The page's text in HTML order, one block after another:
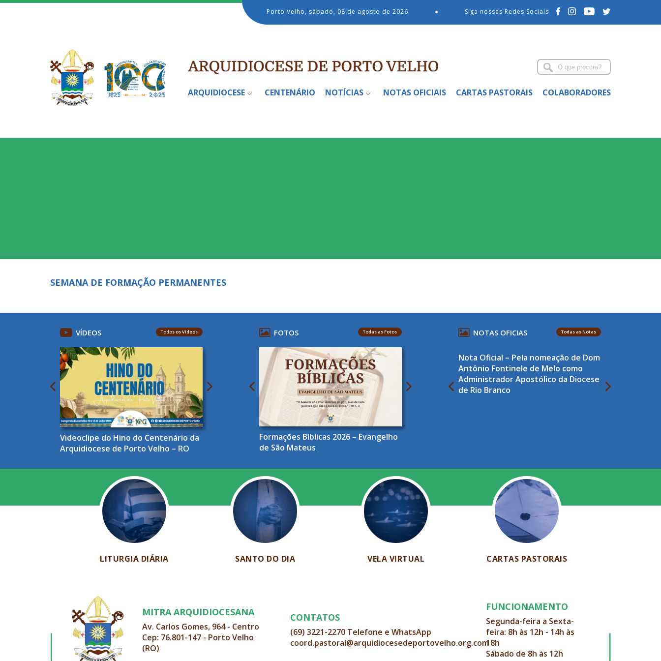
Porto Velho, sábado, 08 de agosto de 2026 ● Siga nossas Redes Sociais
ARQUIDIOCESE CENTENÁRIO NOTÍCIAS NOTAS OFICIAIS CARTAS PASTORAIS COLABORADORES
SEMANA DE FORMAÇÃO PERMANENTES
VÍDEOS Todos os Vídeos
Videoclipe do Hino do Centenário da
Arquidiocese de Porto Velho – RO
FOTOS Todas as Fotos
Formações Bíblicas 2026 – Evangelho
de São Mateus
NOTAS OFICIAS Todas as Notas
Nota Oficial – Pela nomeação de Dom
Antônio Fontinele de Melo como
Administrador Apostólico da Diocese
de Rio Branco
LITURGIA DIÁRIA SANTO DO DIA VELA VIRTUAL CARTAS PASTORAIS
MITRA ARQUIDIOCESANA
Av. Carlos Gomes, 964 - Centro
Cep: 76.801-147 - Porto Velho
(RO)
CONTATOS
(69) 3221-2270 Telefone e WhatsApp
coord.pastoral@arquidiocesedeportovelho.org.com
FUNCIONAMENTO
Segunda-feira a Sexta-
feira: 8h às 12h - 14h às
18h
Sábado de 8h às 12h